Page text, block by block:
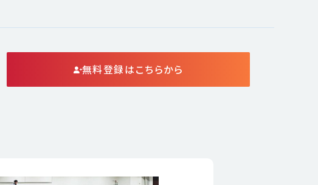
無料登録はこちらから